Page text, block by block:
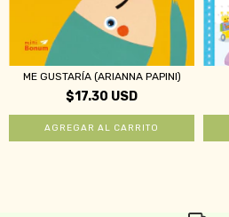
ME GUSTARÍA (ARIANNA PAPINI)
$17.30 USD